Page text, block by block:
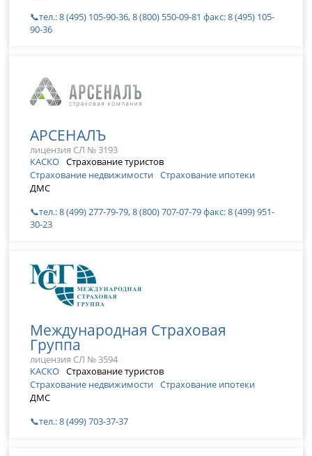
📞тел.: 8 (495) 105-90-36, 8 (800) 550-09-81 факс: 8 (495) 105-
90-36
АРСЕНАЛЪ
лицензия СЛ № 3193
КАСКО Страхование туристов
Страхование недвижимости Страхование ипотеки
ДМС
📞тел.: 8 (499) 277-79-79, 8 (800) 707-07-79 факс: 8 (499) 951-
30-23
Международная Страховая
Группа
лицензия СЛ № 3594
КАСКО Страхование туристов
Страхование недвижимости Страхование ипотеки
ДМС
📞тел.: 8 (499) 703-37-37